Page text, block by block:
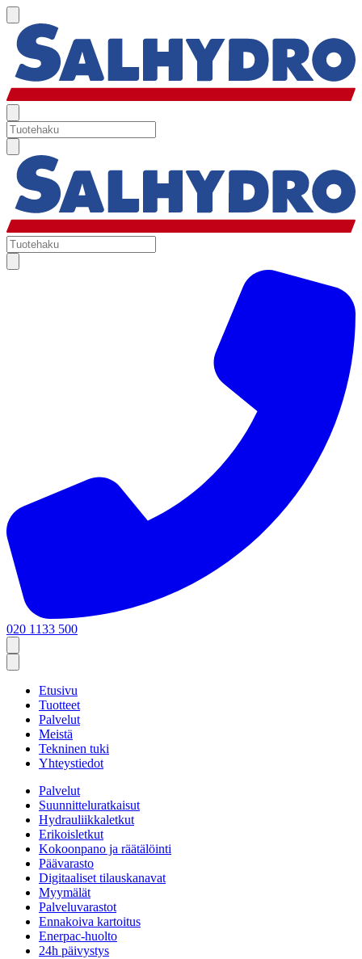
020 1133 500
Etusivu
Tuotteet
Palvelut
Meistä
Tekninen tuki
Yhteystiedot
Palvelut
Suunnitteluratkaisut
Hydrauliikkaletkut
Erikoisletkut
Kokoonpano ja räätälöinti
Päävarasto
Digitaaliset tilauskanavat
Myymälät
Palveluvarastot
Ennakoiva kartoitus
Enerpac-huolto
24h päivystys